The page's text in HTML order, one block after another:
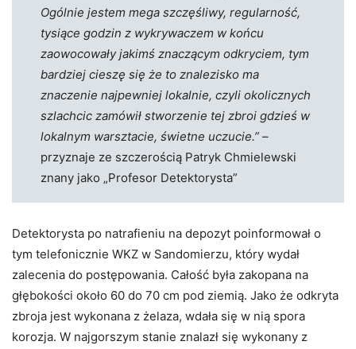
Ogólnie jestem mega szczęśliwy, regularność,
tysiące godzin z wykrywaczem w końcu
zaowocowały jakimś znaczącym odkryciem, tym
bardziej cieszę się że to znalezisko ma
znaczenie najpewniej lokalnie, czyli okolicznych
szlachcic zamówił stworzenie tej zbroi gdzieś w
lokalnym warsztacie, świetne uczucie.” –
przyznaje ze szczerością Patryk Chmielewski
znany jako „Profesor Detektorysta”
Detektorysta po natrafieniu na depozyt poinformował o
tym telefonicznie WKZ w Sandomierzu, który wydał
zalecenia do postępowania. Całość była zakopana na
głębokości około 60 do 70 cm pod ziemią. Jako że odkryta
zbroja jest wykonana z żelaza, wdała się w nią spora
korozja. W najgorszym stanie znalazł się wykonany z